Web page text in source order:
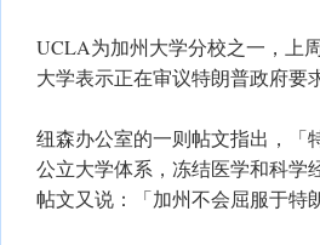
UCLA为加州大学分校之一，上
大学表示正在审议特朗普政府要
纽森办公室的一则帖文指出，「
公立大学体系，冻结医学和科学
帖文又说：「加州不会屈服于特